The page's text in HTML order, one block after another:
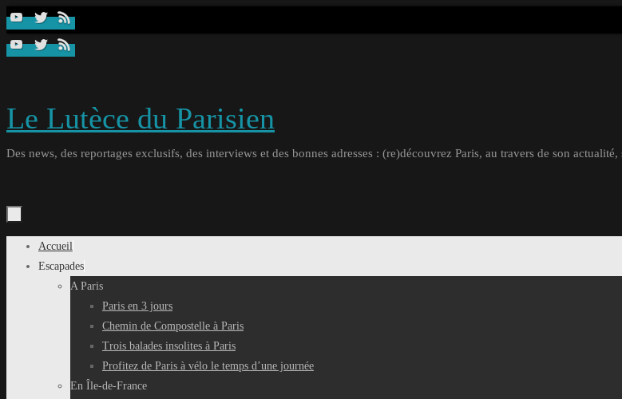
Passer
contenu
Le Lutèce du Parisien
Des news, des reportages exclusifs, des interviews et des bonnes adresses : (re)découvrez Paris, au travers de son
Passer
Accueil
Escapades
A Paris
Paris en 3 jours
Chemin de Compostelle à Paris
Trois balades insolites à Paris
Profitez de Paris à vélo le temps d’une journée
En Île-de-France